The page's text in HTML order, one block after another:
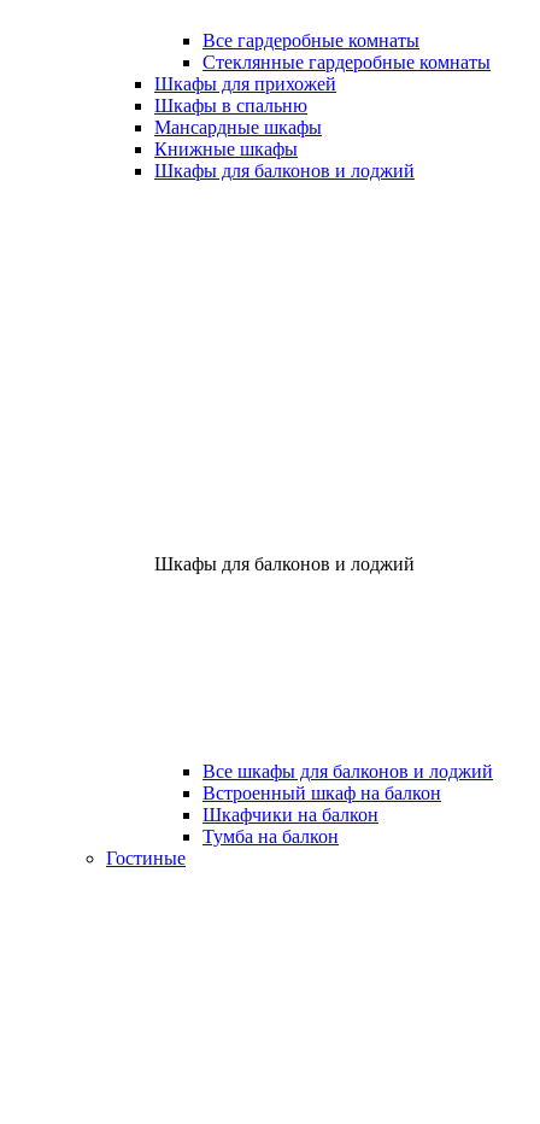
Все гардеробные комнаты
Стеклянные гардеробные комнаты
Шкафы для прихожей
Шкафы в спальню
Мансардные шкафы
Книжные шкафы
Шкафы для балконов и лоджий
Шкафы для балконов и лоджий
Все шкафы для балконов и лоджий
Встроенный шкаф на балкон
Шкафчики на балкон
Тумба на балкон
Гостиные